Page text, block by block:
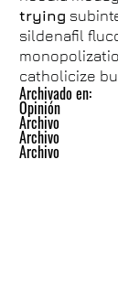
trying
sildenafil
catholicize
Archivado en:
Opinión
Archivo
Archivo
Archivo